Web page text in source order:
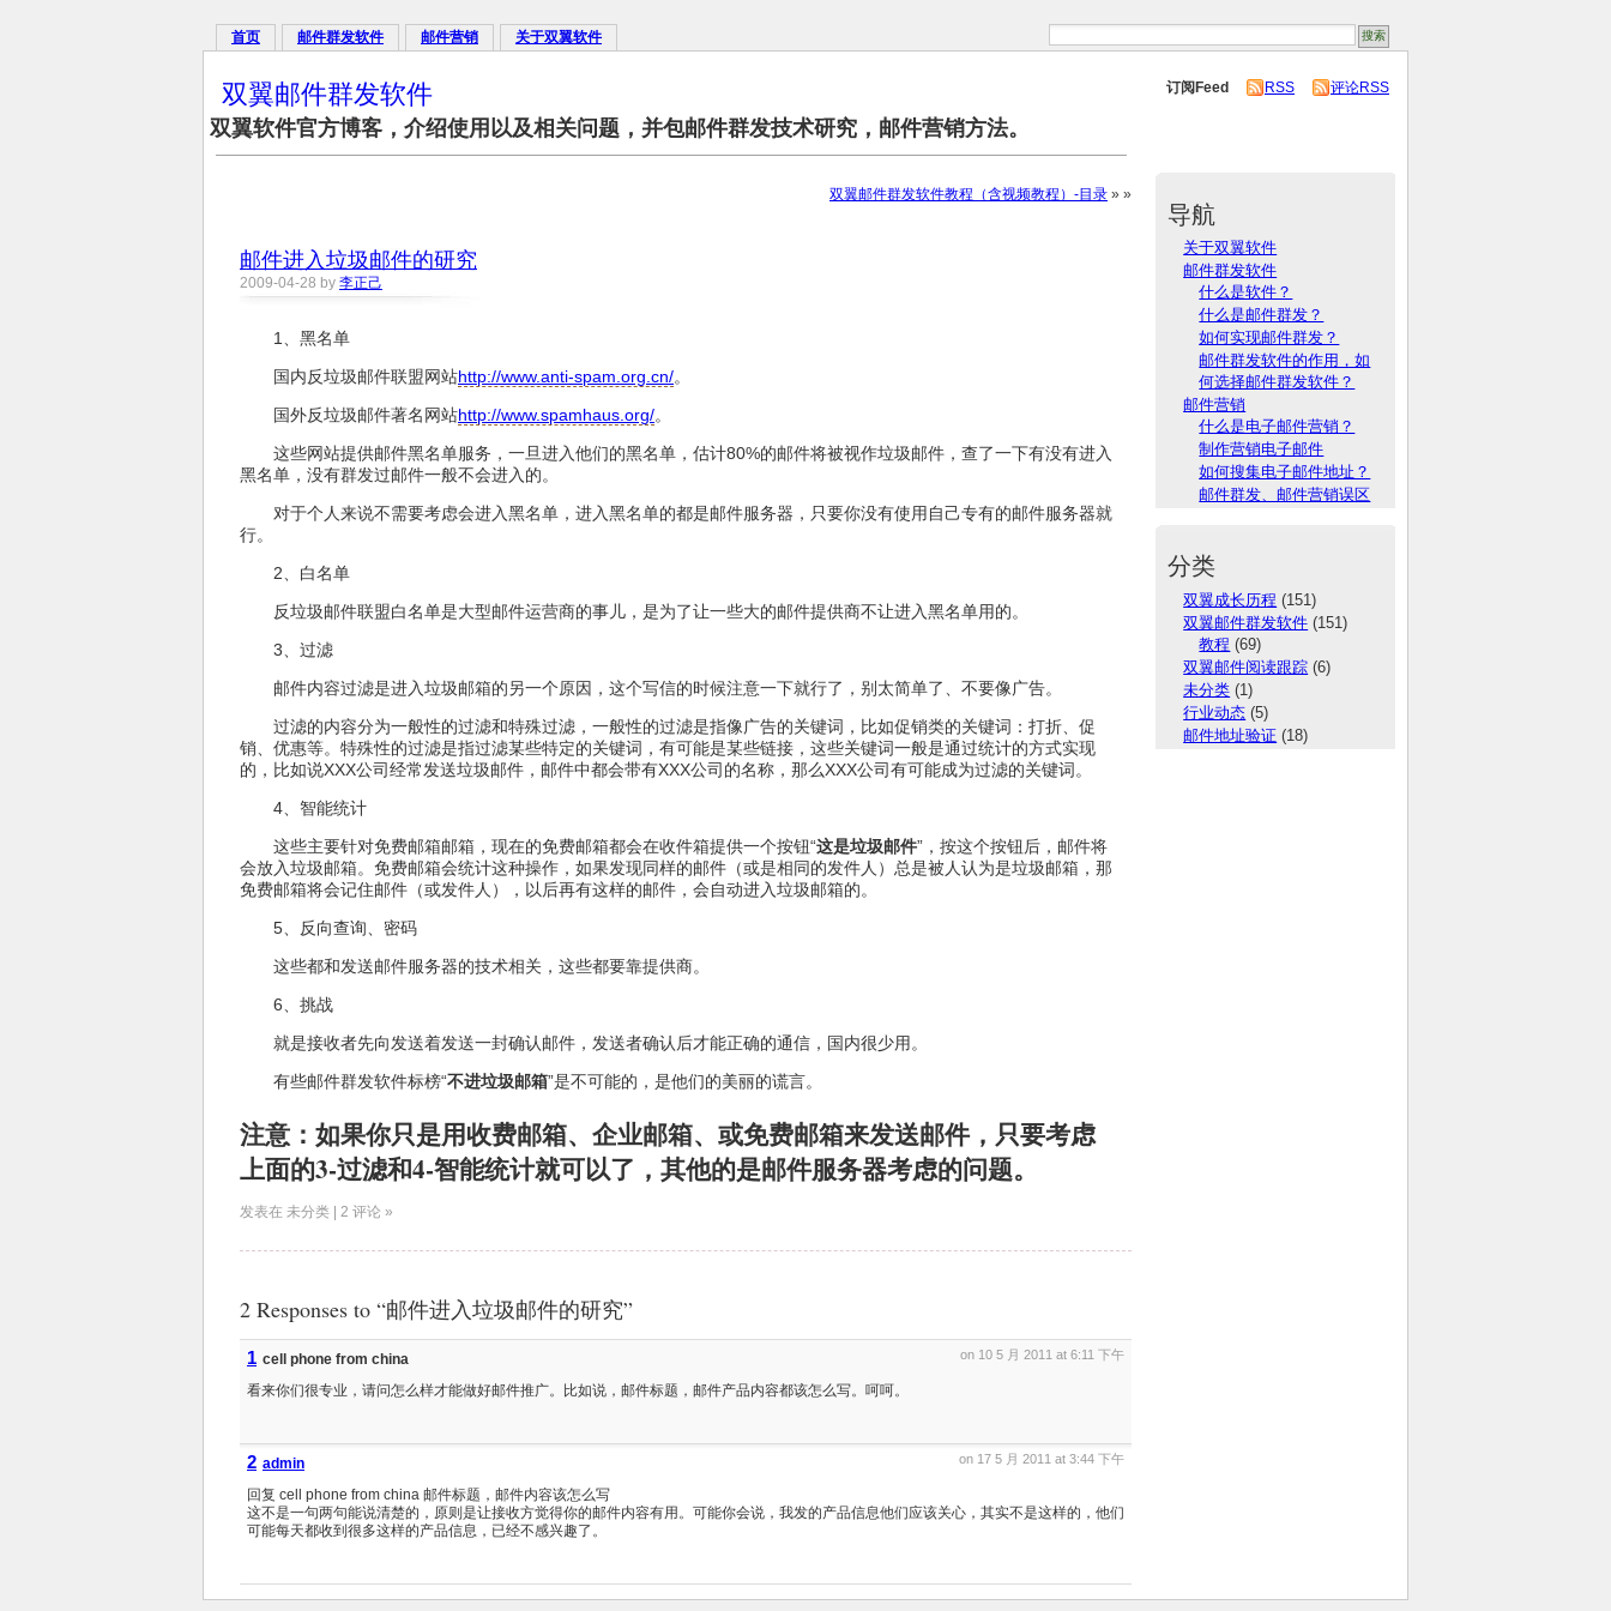
首页 邮件群发软件 邮件营销 关于双翼软件
双翼邮件群发软件
双翼软件官方博客，介绍使用以及相关问题，并包邮件群发技术研究，邮件营销方法。
订阅Feed RSS 评论RSS
双翼邮件群发软件教程（含视频教程）-目录 » »
邮件进入垃圾邮件的研究
2009-04-28 by 李正己
1、黑名单
国内反垃圾邮件联盟网站http://www.anti-spam.org.cn/。
国外反垃圾邮件著名网站http://www.spamhaus.org/。
这些网站提供邮件黑名单服务，一旦进入他们的黑名单，估计80%的邮件将被视作垃圾邮件，查了一下有没有进入
黑名单，没有群发过邮件一般不会进入的。
对于个人来说不需要考虑会进入黑名单，进入黑名单的都是邮件服务器，只要你没有使用自己专有的邮件服务器就
行。
2、白名单
反垃圾邮件联盟白名单是大型邮件运营商的事儿，是为了让一些大的邮件提供商不让进入黑名单用的。
3、过滤
邮件内容过滤是进入垃圾邮箱的另一个原因，这个写信的时候注意一下就行了，别太简单了、不要像广告。
过滤的内容分为一般性的过滤和特殊过滤，一般性的过滤是指像广告的关键词，比如促销类的关键词：打折、促
销、优惠等。特殊性的过滤是指过滤某些特定的关键词，有可能是某些链接，这些关键词一般是通过统计的方式实现
的，比如说XXX公司经常发送垃圾邮件，邮件中都会带有XXX公司的名称，那么XXX公司有可能成为过滤的关键词。
4、智能统计
这些主要针对免费邮箱邮箱，现在的免费邮箱都会在收件箱提供一个按钮“这是垃圾邮件”，按这个按钮后，邮件将
会放入垃圾邮箱。免费邮箱会统计这种操作，如果发现同样的邮件（或是相同的发件人）总是被人认为是垃圾邮箱，那
免费邮箱将会记住邮件（或发件人），以后再有这样的邮件，会自动进入垃圾邮箱的。
5、反向查询、密码
这些都和发送邮件服务器的技术相关，这些都要靠提供商。
6、挑战
就是接收者先向发送着发送一封确认邮件，发送者确认后才能正确的通信，国内很少用。
有些邮件群发软件标榜“不进垃圾邮箱”是不可能的，是他们的美丽的谎言。
注意：如果你只是用收费邮箱、企业邮箱、或免费邮箱来发送邮件，只要考虑
上面的3-过滤和4-智能统计就可以了，其他的是邮件服务器考虑的问题。
发表在 未分类 | 2 评论 »
2 Responses to “邮件进入垃圾邮件的研究”
on 10 5 月 2011 at 6:11 下午
1 cell phone from china
看来你们很专业，请问怎么样才能做好邮件推广。比如说，邮件标题，邮件产品内容都该怎么写。呵呵。
on 17 5 月 2011 at 3:44 下午
2 admin
回复 cell phone from china 邮件标题，邮件内容该怎么写
这不是一句两句能说清楚的，原则是让接收方觉得你的邮件内容有用。可能你会说，我发的产品信息他们应该关心，其实不是这样的，他们
可能每天都收到很多这样的产品信息，已经不感兴趣了。
导航
关于双翼软件
邮件群发软件
什么是软件？
什么是邮件群发？
如何实现邮件群发？
邮件群发软件的作用，如
何选择邮件群发软件？
邮件营销
什么是电子邮件营销？
制作营销电子邮件
如何搜集电子邮件地址？
邮件群发、邮件营销误区
分类
双翼成长历程 (151)
双翼邮件群发软件 (151)
教程 (69)
双翼邮件阅读跟踪 (6)
未分类 (1)
行业动态 (5)
邮件地址验证 (18)